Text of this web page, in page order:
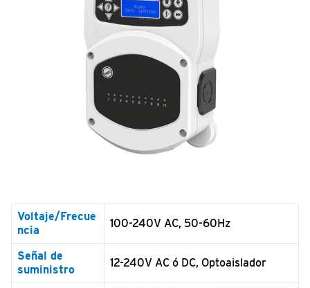
Voltaje/Frecue
ncia
100-240V AC, 50-60Hz
Señal de
suministro
12-240V AC ó DC, Optoaislador